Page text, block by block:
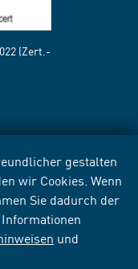
gestalten
wir Cookies. Wenn
Sie dadurch der
und
(Zert.-